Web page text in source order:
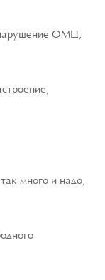
нарушение ОМЦ,
много и надо,